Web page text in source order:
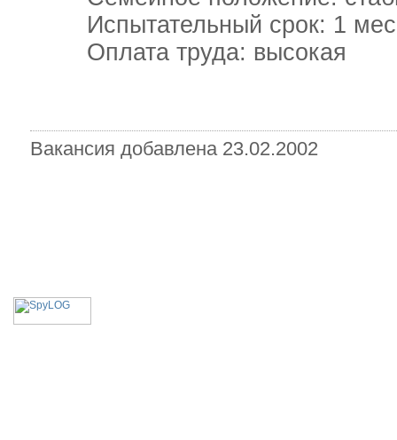
Испытательный срок: 1
Оплата труда: высокая
Вакансия добавлена 23.02.2002